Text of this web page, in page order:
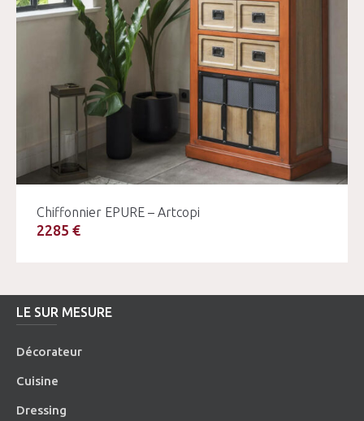
Chiffonnier EPURE – Artcopi
2285 €
LE SUR MESURE
Décorateur
Cuisine
Dressing